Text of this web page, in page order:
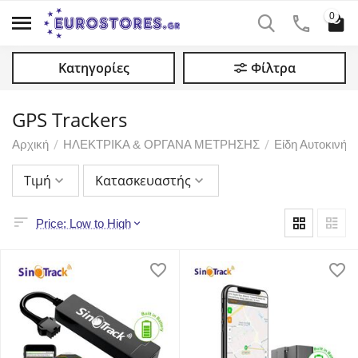
0
Κατηγορίες Φίλτρα
GPS Trackers
Αρχική / ΗΛΕΚΤΡΙΚΑ & ΟΡΓΑΝΑ ΜΕΤΡΗΣΗΣ / Είδη
Τιμή Κατασκευαστής
Price: Low to High